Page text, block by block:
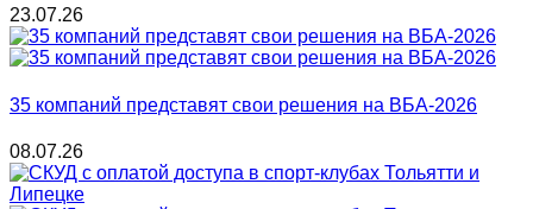
23.07.26
35 компаний представят свои решения на ВБА-2026
08.07.26